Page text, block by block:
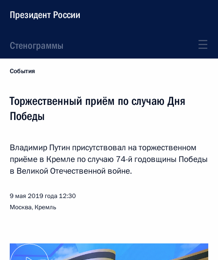
Президент России
Стенограммы
События
Торжественный приём по случаю Дня
Победы
Владимир Путин присутствовал на торжественном
приёме в Кремле по случаю 74-й годовщины Победы
в Великой Отечественной войне.
9 мая 2019 года 12:30
Москва, Кремль